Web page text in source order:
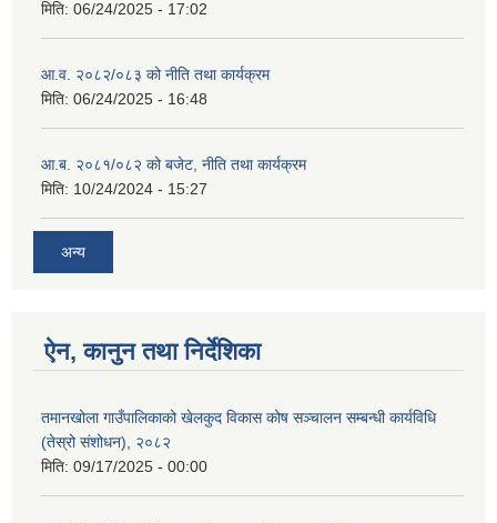
मिति: 06/24/2025 - 17:02
आ.व. २०८२/०८३ को नीति तथा कार्यक्रम
मिति: 06/24/2025 - 16:48
आ.ब. २०८१/०८२ को बजेट, नीति तथा कार्यक्रम
मिति: 10/24/2024 - 15:27
अन्य
ऐन, कानुन तथा निर्देशिका
तमानखोला गाउँपालिकाको खेलकुद विकास कोष सञ्चालन सम्बन्धी कार्यविधि
(तेस्रो संशोधन), २०८२
मिति: 09/17/2025 - 00:00